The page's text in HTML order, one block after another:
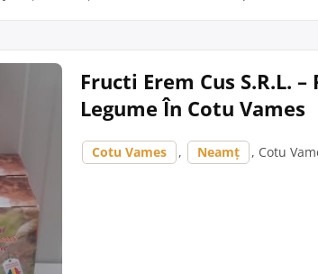
Fructi Erem Cus S.R.L.
Legume În Cotu Vames
Cotu Vames , Neamț , Cotu